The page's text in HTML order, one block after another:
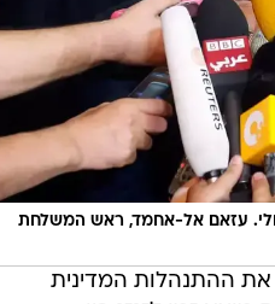
עזאם אל-אחמד, ראש המשלחת
את ההתנהלות המדינית